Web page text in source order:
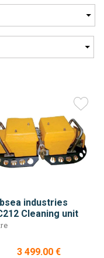
industries
Cleaning unit
3 499.00 €